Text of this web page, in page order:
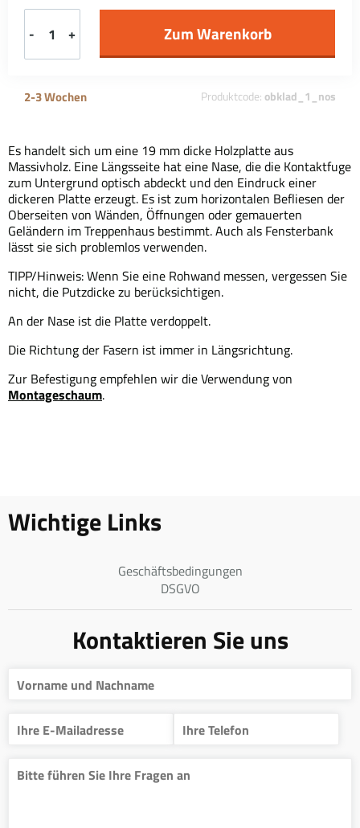
- +
2-3 Wochen Produktcode: obklad_1_nos
Es handelt sich um eine 19 mm dicke Holzplatte aus
Massivholz. Eine Längsseite hat eine Nase, die die Kontaktfuge
zum Untergrund optisch abdeckt und den Eindruck einer
dickeren Platte erzeugt. Es ist zum horizontalen Befliesen der
Oberseiten von Wänden, Öffnungen oder gemauerten
Geländern im Treppenhaus bestimmt. Auch als Fensterbank
lässt sie sich problemlos verwenden.
TIPP/Hinweis: Wenn Sie eine Rohwand messen, vergessen Sie
nicht, die Putzdicke zu berücksichtigen.
An der Nase ist die Platte verdoppelt.
Die Richtung der Fasern ist immer in Längsrichtung.
Zur Befestigung empfehlen wir die Verwendung von
Montageschaum.
Wichtige Links
Geschäftsbedingungen
DSGVO
Kontaktieren Sie uns